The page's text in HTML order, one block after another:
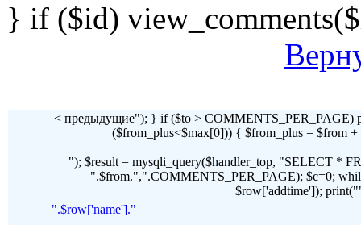
} if ($id)
< предыдущие"); } if ($to > COMMENTS_PER_PAGE)
($from_plus<$max[0])) { $from_plus = $from
"); $result = mysqli_query($handler_top, "SELECT *
".$from.",".COMMENTS_PER_PAGE); $c=0;
$row['addtime']);
".$row['name']."